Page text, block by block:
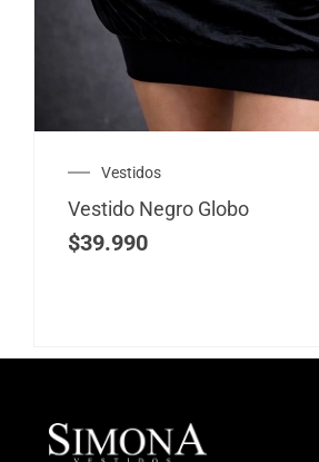
Vestidos
Vestido Negro Globo
$39.990